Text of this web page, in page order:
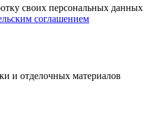
своих персональных данных
соглашением
и отделочных материалов